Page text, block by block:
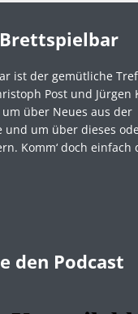
ist der gemütliche
Post und Jürgen
über Neues aus der
und um über dieses
Komm‘ doch einfach
den Podcast